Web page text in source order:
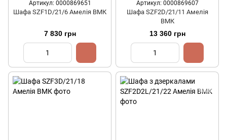
Артикул: 0000869651
Шафа SZF1D/21/6 Амелія ВМК
7 830 грн
Артикул: 0000869607
Шафа SZF2D/21/11 Амелія
ВМК
13 360 грн